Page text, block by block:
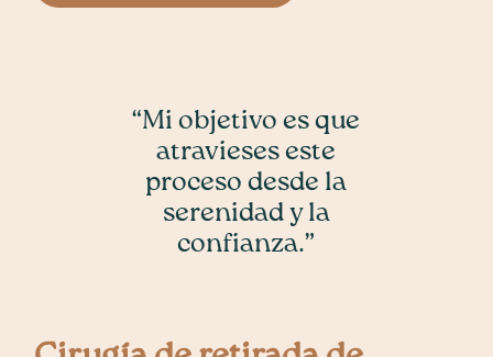
“Mi objetivo es que
atravieses este
proceso desde la
serenidad y la
confianza.”